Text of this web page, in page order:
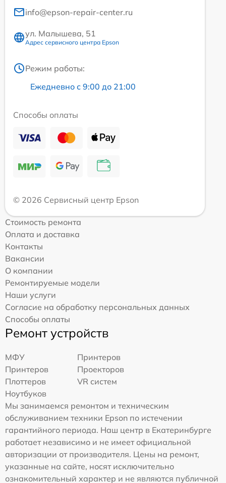
info@epson-repair-center.ru
ул. Малышева, 51
Адрес сервисного центра Epson
Режим работы:
Ежедневно с 9:00 до 21:00
Способы оплаты
© 2026 Сервисный центр Epson
Стоимость ремонта
Оплата и доставка
Контакты
Вакансии
О компании
Ремонтируемые модели
Наши услуги
Согласие на обработку персональных данных
Способы оплаты
Ремонт устройств
МФУ
Принтеров
Принтеров
Проекторов
Плоттеров
VR систем
Ноутбуков
Мы занимаемся ремонтом и техническим
обслуживанием техники Epson по истечении
гарантийного периода. Наш центр в Екатеринбурге
работает независимо и не имеет официальной
авторизации от производителя. Цены на ремонт,
указанные на сайте, носят исключительно
ознакомительный характер и не являются публичной